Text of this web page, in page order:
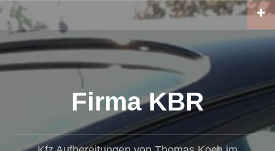
Zum
Inhalt
springen
Firma KBR